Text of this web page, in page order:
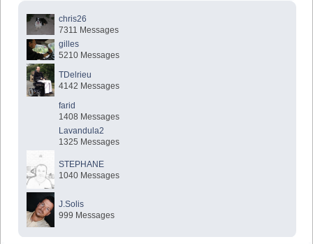
chris26
7311 Messages
gilles
5210 Messages
TDelrieu
4142 Messages
farid
1408 Messages
Lavandula2
1325 Messages
STEPHANE
1040 Messages
J.Solis
999 Messages